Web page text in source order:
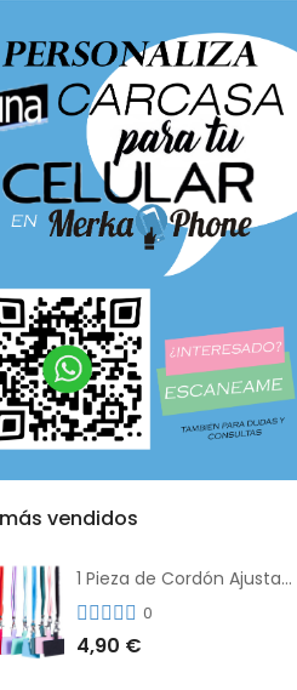
vendidos
1 Pieza de Cordón Ajustable Universal Para el Teléfono Con Clip Antipérdida
0
4,90 €